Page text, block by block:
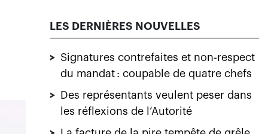
LES DERNIÈRES NOUVELLES
> Signatures contrefaites et non-respect
du mandat : coupable de quatre chefs
>
Des représentants veulent peser dans
les réflexions de l’Autorité